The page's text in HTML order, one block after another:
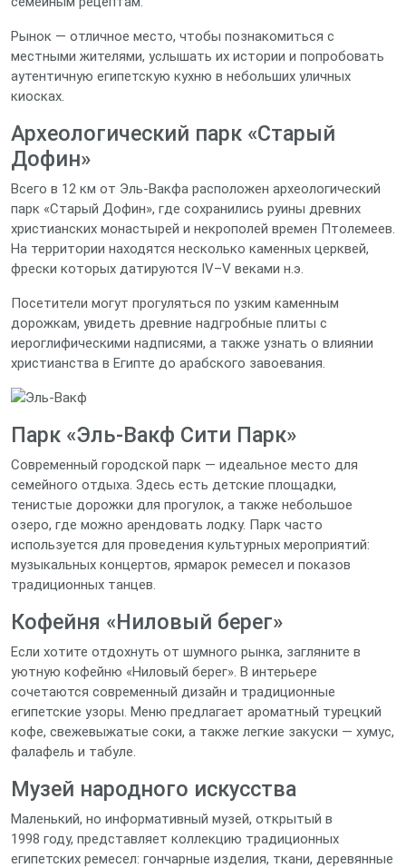
Рынок — отличное место, чтобы познакомиться с
местными жителями, услышать их истории и попробовать
аутентичную египетскую кухню в небольших уличных
киосках.
Археологический парк «Старый
Дофин»
Всего в 12 км от Эль‑Вакфа расположен археологический
парк «Старый Дофин», где сохранились руины древних
христианских монастырей и некрополей времен Птолемеев.
На территории находятся несколько каменных церквей,
фрески которых датируются IV–V веками н.э.
Посетители могут прогуляться по узким каменным
дорожкам, увидеть древние надгробные плиты с
иероглифическими надписями, а также узнать о влиянии
христианства в Египте до арабского завоевания.
Парк «Эль‑Вакф Сити Парк»
Современный городской парк — идеальное место для
семейного отдыха. Здесь есть детские площадки,
тенистые дорожки для прогулок, а также небольшое
озеро, где можно арендовать лодку. Парк часто
используется для проведения культурных мероприятий:
музыкальных концертов, ярмарок ремесел и показов
традиционных танцев.
Кофейня «Ниловый берег»
Если хотите отдохнуть от шумного рынка, загляните в
уютную кофейню «Ниловый берег». В интерьере
сочетаются современный дизайн и традиционные
египетские узоры. Меню предлагает ароматный турецкий
кофе, свежевыжатые соки, а также легкие закуски — хумус,
фалафель и табуле.
Музей народного искусства
Маленький, но информативный музей, открытый в
1998 году, представляет коллекцию традиционных
египетских ремесел: гончарные изделия, ткани, деревянные